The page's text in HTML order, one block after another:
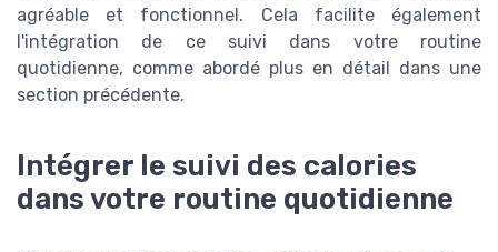
agréable et fonctionnel. Cela facilite également
l'intégration de ce suivi dans votre routine
quotidienne, comme abordé plus en détail dans une
section précédente.
Intégrer le suivi des calories
dans votre routine quotidienne